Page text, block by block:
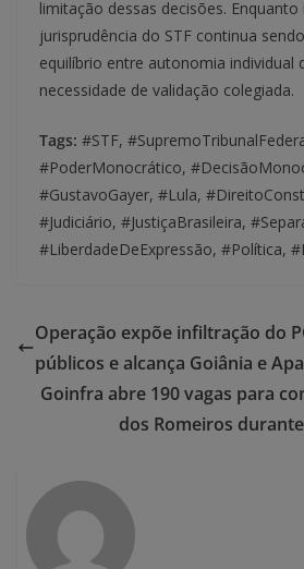
limitação dessas decisões. Enquanto
jurisprudência do STF continua
equilíbrio entre autonomia individual
necessidade de validação colegiada.
Tags: #STF,
#PoderMonocrático,
#GustavoGayer, #Lula,
#Judiciário, #JustiçaBrasileira,
#LiberdadeDeExpressão, #Política,
Operação expõe infiltração do
públicos e alcança Goiânia e
Goinfra abre 190 vagas para
dos Romeiros